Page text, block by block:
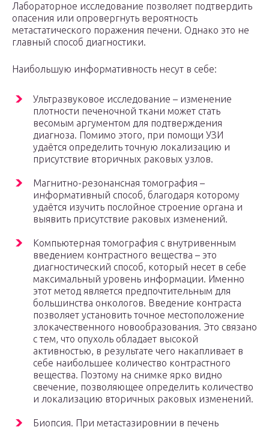
Лабораторное исследование позволяет подтвердить
опасения или опровергнуть вероятность
метастатического поражения печени. Однако это не
главный способ диагностики.
Наибольшую информативность несут в себе:
Ультразвуковое исследование – изменение
плотности печеночной ткани может стать
весомым аргументом для подтверждения
диагноза. Помимо этого, при помощи УЗИ
удаётся определить точную локализацию и
присутствие вторичных раковых узлов.
Магнитно-резонансная томография –
информативный способ, благодаря которому
удаётся изучить послойное строение органа и
выявить присутствие раковых изменений.
Компьютерная томография с внутривенным
введением контрастного вещества – это
диагностический способ, который несет в себе
максимальный уровень информации. Именно
этот метод является предпочтительным для
большинства онкологов. Введение контраста
позволяет установить точное местоположение
злокачественного новообразования. Это связано
с тем, что опухоль обладает высокой
активностью, в результате чего накапливает в
себе наибольшее количество контрастного
вещества. Поэтому на снимке ярко видно
свечение, позволяющее определить количество
и локализацию вторичных раковых изменений.
Биопсия. При метастазировнии в печень